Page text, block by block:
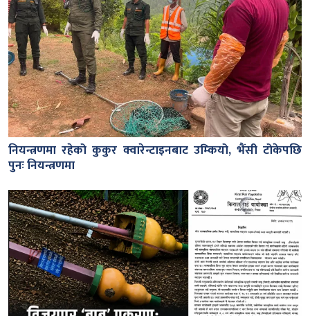
नियन्त्रणमा रहेको कुकुर क्वारेन्टाइनबाट उम्कियो, भैंसी टोकेपछि
पुनः नियन्त्रणमा